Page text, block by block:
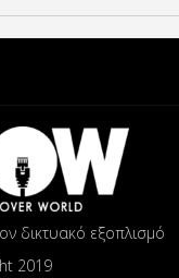
δικτυακό εξοπλισμό
2019